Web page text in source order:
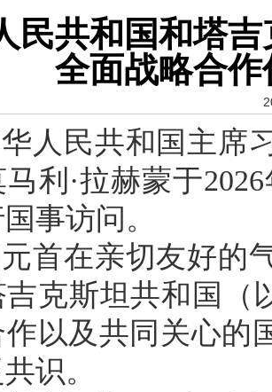
民共和国和塔
全面战略合
人民共和国主席
利·拉赫蒙于
事访问。
首在亲切友好的
吉克斯坦共和国（
以及共同关心的
识。